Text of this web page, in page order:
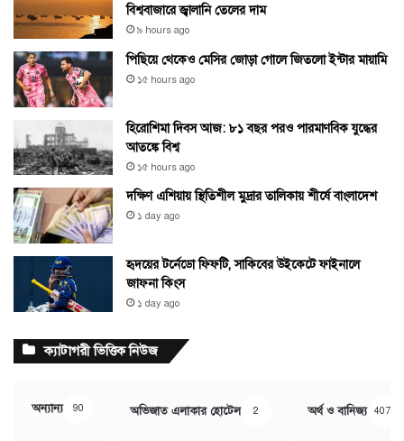
বিশ্ববাজারে জ্বালানি তেলের দাম
৯ hours ago
পিছিয়ে থেকেও মেসির জোড়া গোলে জিতলো ইন্টার মায়ামি
১৫ hours ago
হিরোশিমা দিবস আজ: ৮১ বছর পরও পারমাণবিক যুদ্ধের
আতঙ্কে বিশ্ব
১৫ hours ago
দক্ষিণ এশিয়ায় স্থিতিশীল মুদ্রার তালিকায় শীর্ষে বাংলাদেশ
১ day ago
হৃদয়ের টর্নেডো ফিফটি, সাকিবের উইকেটে ফাইনালে
জাফনা কিংস
১ day ago
ক্যাটাগরী ভিত্তিক নিউজ
অন্যান্য 90 অভিজাত এলাকার হোটেল 2 অর্থ ও বানিজ্য 407